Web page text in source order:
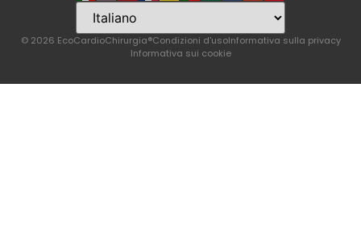
© 2026 EcoCardioChirurgia®Condizioni d'usoInformativa sulla privacy
Informativa sui cookie